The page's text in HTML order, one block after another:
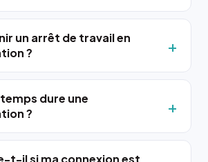
un arrêt de travail en
?
dure une
?
t-il si ma connexion est